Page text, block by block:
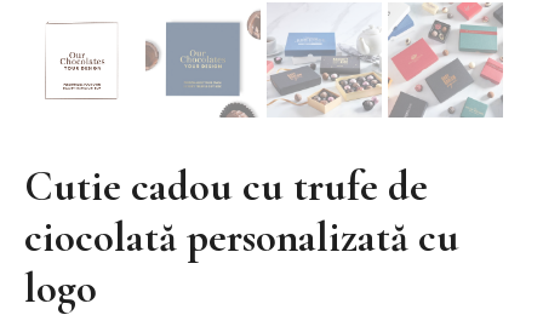
Cutie cadou cu trufe de
ciocolată personalizată cu
logo